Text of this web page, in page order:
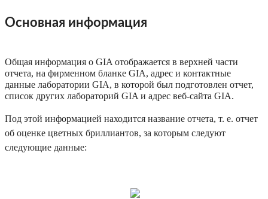
Основная информация
Общая информация о GIA отображается в верхней части
отчета, на фирменном бланке GIA, адрес и контактные
данные лаборатории GIA, в которой был подготовлен отчет,
список других лабораторий GIA и адрес веб-сайта GIA.
Под этой информацией находится название отчета, т. е. отчет
об оценке цветных бриллиантов, за которым следуют
следующие данные: